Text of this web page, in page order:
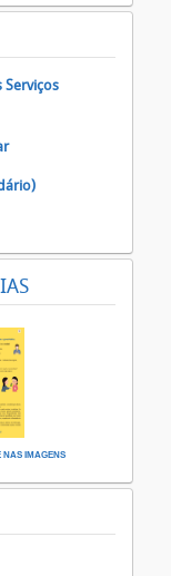
NAS IMAGENS